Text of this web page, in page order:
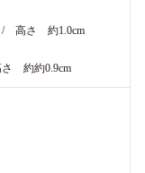
高さ 約1.0cm
約約0.9cm